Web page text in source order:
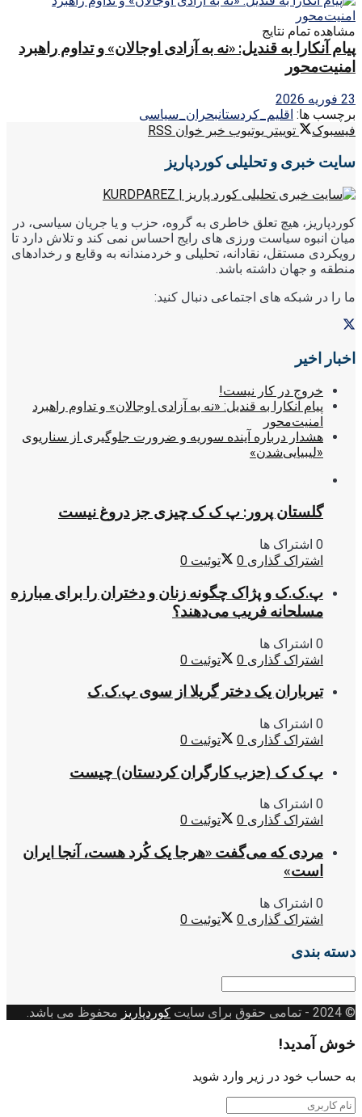
مشاهده تمام نتایج
پیام آنکارا به قندیل: «نه به آزادی اوجالان» و تداوم راهبرد
امنیت‌محور
23 فوریه 2026
برچسب ها: اقلیم_کردستانبحران_سیاسی
فیسبوک
توییتر یوتیوب خبر خوان RSS
سایت خبری و تحلیلی کوردپاریز
کوردپاریز، هیچ تعلق خاطری به گروه، حزب و یا جریان سیاسی، در
میان انبوه سیاست ورزی های رایج احساس نمی کند و تلاش دارد تا
رویکردی مستقل، نقادانه، تحلیلی و خردمندانه به وقایع و رخدادهای
منطقه و جهان داشته باشد.
ما را در شبکه های اجتماعی دنبال کنید:
اخبار اخیر
خروج در کار نیست!
پیام آنکارا به قندیل: «نه به آزادی اوجالان» و تداوم راهبرد
امنیت‌محور
هشدار درباره آینده سوریه و ضرورت جلوگیری از سناریوی
«لیبیایی‌شدن»
گلستان پرور: پ ک ک چیزی جز دروغ نیست
0 اشتراک ها
اشتراک گذاری 0 توئیت 0
پ.ک.ک و پژاک چگونه زنان و دختران را برای مبارزه
مسلحانه فریب می‌دهند؟
0 اشتراک ها
اشتراک گذاری 0 توئیت 0
تیرباران یک دختر گریلا از سوی پ.ک.ک
0 اشتراک ها
اشتراک گذاری 0 توئیت 0
پ ک ک (حزب کارگران کردستان) چیست
0 اشتراک ها
اشتراک گذاری 0 توئیت 0
مردی که می‌گفت «هرجا یک کُرد هست، آنجا ایران
است»
0 اشتراک ها
اشتراک گذاری 0 توئیت 0
دسته بندی
© 2024
- تمامی حقوق برای سایت کوردپاریز محفوظ می باشد.
خوش آمدید!
به حساب خود در زیر وارد شوید